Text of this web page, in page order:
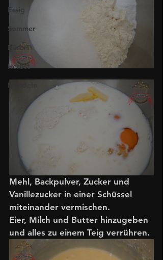
Essig
Sommer
Kürbis
Herbst
Mandeln
Mehl, Backpulver, Zucker und
Vanillezucker in einer Schüssel
miteinander vermischen.
Eier, Milch und Butter hinzugeben
und alles zu einem Teig verrühren.